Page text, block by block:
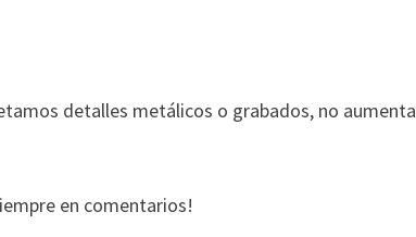
detalles metálicos o grabados, no aumenta
en comentarios!